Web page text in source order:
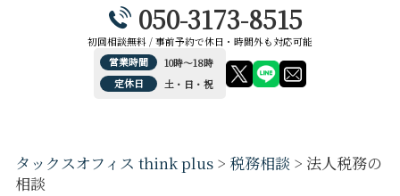
050-3173-8515
初回相談無料 / 事前予約で休日・時間外も対応可能
営業時間
10時～18時
定休日
土・日・祝
タックスオフィス think plus > 税務相談 > 法人税務の
相談